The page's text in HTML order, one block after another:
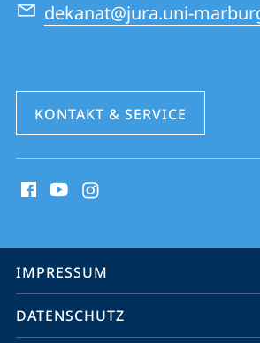
dekanat@jura.uni-
KONTAKT & SERVICE
Media
Service-
Navigation
IMPRESSUM
DATENSCHUTZ